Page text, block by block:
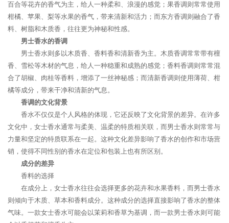
百合等花卉的香气为主，给人一种柔和、浪漫的感觉；果香调则常常使用
柑橘、苹果、梨等水果的香气，带来清新和活力；而东方香调则融合了香
料、树脂和木质香，往往更为神秘和性感。
男士香水的香调
男士香水则多以木质香、香料香和清新香为主。木质香调常常带有檀
香、雪松等木材的气息，给人一种稳重和成熟的感觉；香料香调则常常混
合了胡椒、肉桂等香料，增添了一丝神秘感；而清新香调则使用薄荷、柑
橘等成分，带来干净和清新的气息。
香调的文化背景
香水不仅仅是个人风格的体现，它还反映了文化背景的差异。在许多
文化中，女士香水通常与柔美、温柔的特质相关联，而男士香水则常常与
力量和坚定的特质联系在一起。这种文化差异影响了香水的创作和市场营
销，使得不同性别的香水在定位和包装上也有所区别。
成分的差异
香料的选择
在成分上，女士香水往往会选择更多的花卉和水果香料，而男士香水
则倾向于木质、草本和香料成分。这种成分的选择直接影响了香水的整体
气味。一款女士香水可能会以茉莉和香草为基调，而一款男士香水则可能